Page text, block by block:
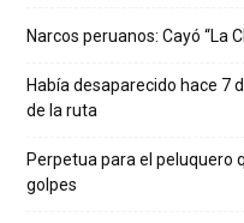
Narcos peruanos: Cayó “La
Había desaparecido hace 7
de la ruta
Perpetua para el peluquero
golpes